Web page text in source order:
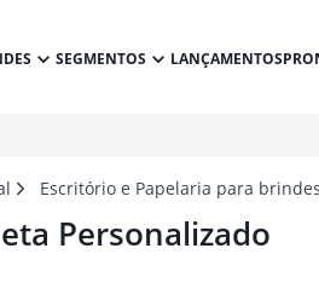
SEGMENTOS LANÇAMENTOS
Escritório e Papelaria para brindes
Personalizado